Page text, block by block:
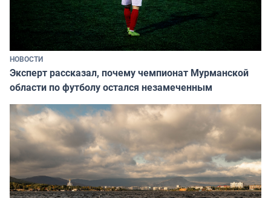
НОВОСТИ
Эксперт рассказал, почему чемпионат Мурманской
области по футболу остался незамеченным